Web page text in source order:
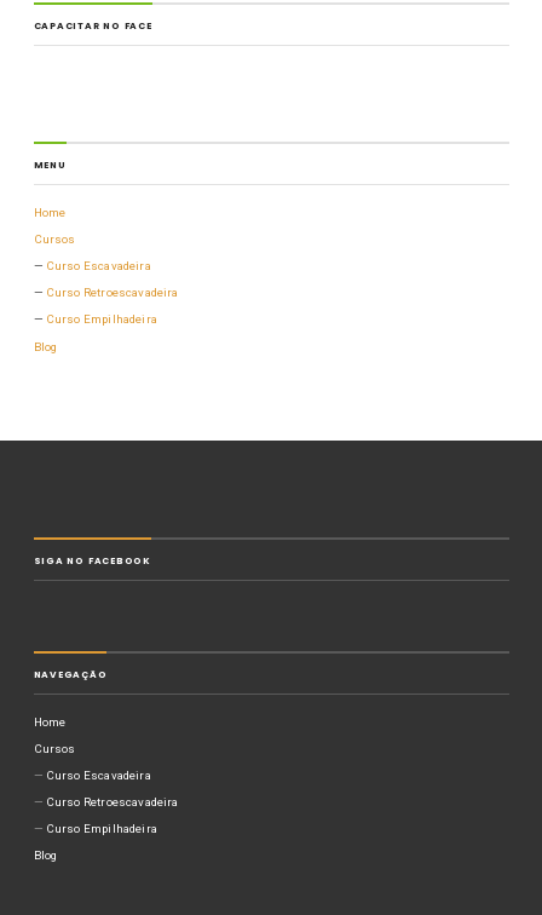
CAPACITAR NO FACE
MENU
Home
Cursos
Curso Escavadeira
Curso Retroescavadeira
Curso Empilhadeira
Blog
SIGA NO FACEBOOK
NAVEGAÇÃO
Home
Cursos
Curso Escavadeira
Curso Retroescavadeira
Curso Empilhadeira
Blog